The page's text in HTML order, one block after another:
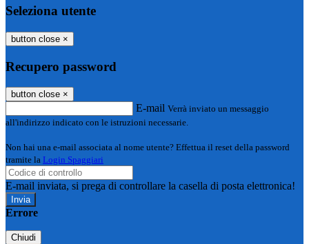
Seleziona utente
button close ×
Recupero password
button close ×
E-mail Verrà inviato un messaggio
all'indirizzo indicato con le istruzioni necessarie.
Non hai una e-mail associata al nome utente? Effettua il reset della password
tramite la Login Spaggiari
E-mail inviata, si prega di controllare la casella di posta elettronica!
Errore
Chiudi